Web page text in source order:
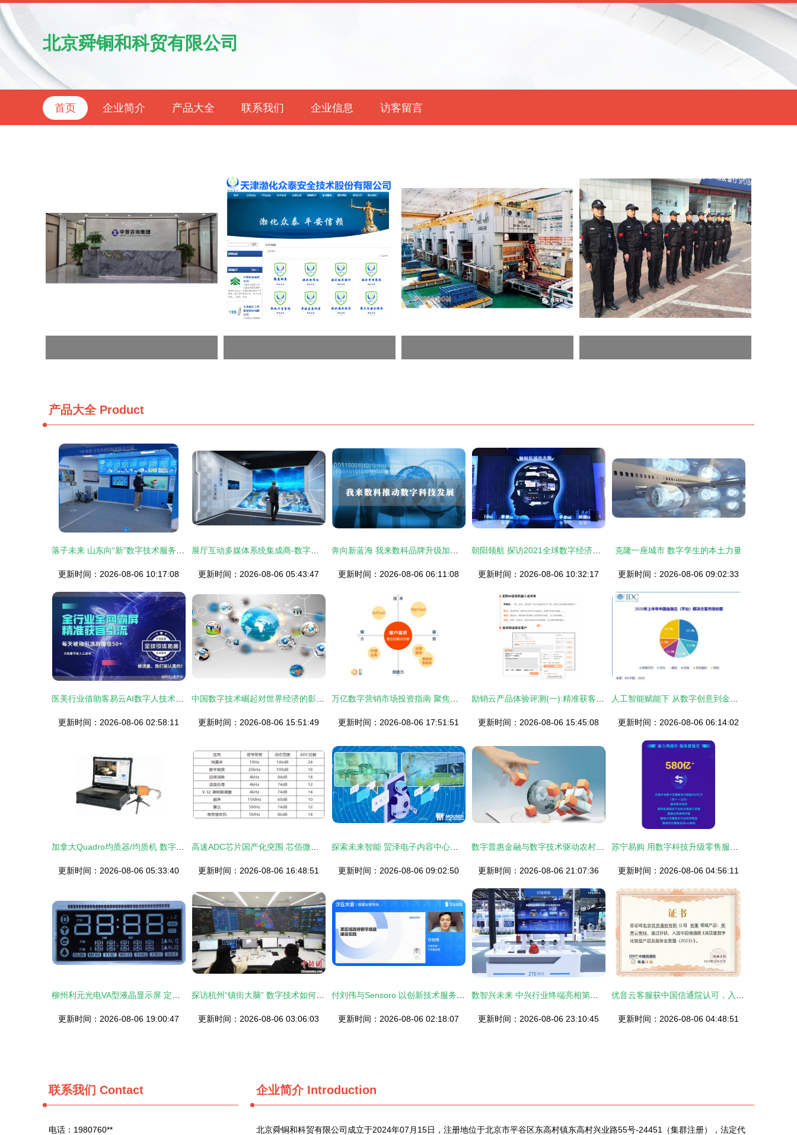
北京舜铜和科贸有限公司
首页 企业简介 产品大全 联系我们 企业信息 访客留言
产品大全Product
更新时间：2026-08-06 10:17:08 更新时间：2026-08-06 05:43:47 更新时间：2026-08-06 06:11:08 更新时间：2026-08-06 10:32:17
克隆一座城市 数字孪生的本土力量
更新时间：2026-08-06 09:02:33
更新时间：2026-08-06 02:58:11 更新时间：2026-08-06 15:51:49 更新时间：2026-08-06 17:51:51 更新时间：2026-08-06 15:45:08 更新时间：2026-08-06 06:14:02
更新时间：2026-08-06 05:33:40 更新时间：2026-08-06 16:48:51 更新时间：2026-08-06 09:02:50 更新时间：2026-08-06 21:07:36 更新时间：2026-08-06 04:56:11
更新时间：2026-08-06 19:00:47 更新时间：2026-08-06 03:06:03 更新时间：2026-08-06 02:18:07 更新时间：2026-08-06 23:10:45 更新时间：2026-08-06 04:48:51
联系我们 Contact
电话：1980760**
企业简介Introduction
北京舜铜和科贸有限公司成立于2024年07月15日，注册地位于北京市平谷区东高村镇东高村兴业路55号-24451（集群注册），法定代